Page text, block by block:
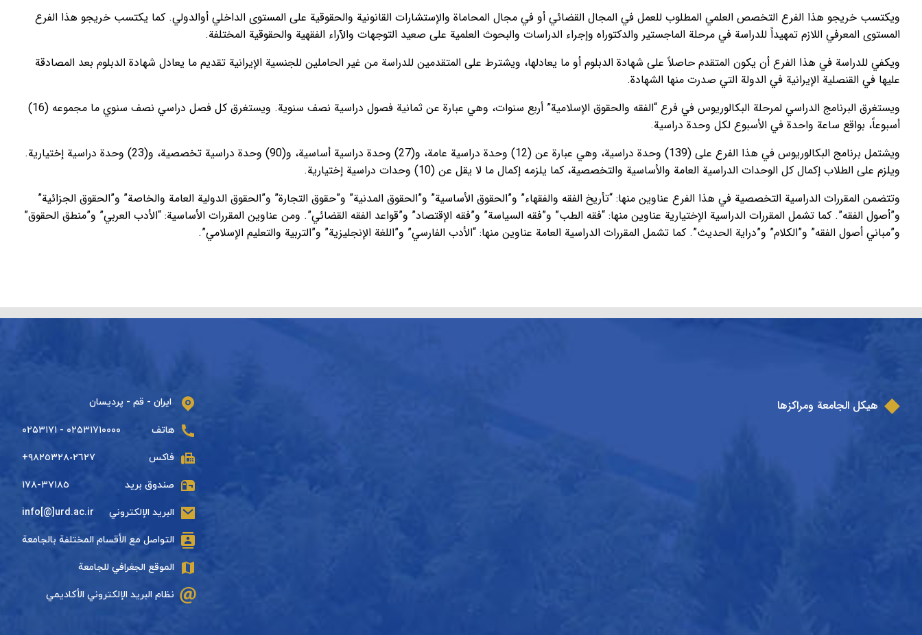
ويكتسب خريجو هذا الفرع التخصص العلمي المطلوب للعمل في المجال القضائي أو في مجال المحاماة والإستشارات القانونية والحقوقية على المستوى الداخلي أوالدولي. كما يكتسب خريجو هذا الفرع
المستوى المعرفي اللازم تمهيداً للدراسة في مرحلة الماجستير والدكتوراه وإجراء الدراسات والبحوث العلمية على صعيد التوجهات والآراء الفقهية والحقوقية المختلفة.
ويكفي للدراسة في هذا الفرع أن يكون المتقدم حاصلاً على شهادة الدبلوم أو ما يعادلها، ويشترط على المتقدمين للدراسة من غير الحاملين للجنسية الإيرانية تقديم ما يعادل شهادة الدبلوم بعد المصادقة
عليها في القنصلية الإيرانية في الدولة التي صدرت منها الشهادة.
ويستغرق البرنامج الدراسي لمرحلة البكالوريوس في فرع “الفقه والحقوق الإسلامية” أربع سنوات، وهي عبارة عن ثمانية فصول دراسية نصف سنوية. ويستغرق كل فصل دراسي نصف سنوي ما مجموعه (16)
أسبوعاً، بواقع ساعة واحدة في الأسبوع لكل وحدة دراسية.
ويشتمل برنامج البكالوريوس في هذا الفرع على (139) وحدة دراسية، وهي عبارة عن (12) وحدة دراسية عامة، و(27) وحدة دراسية أساسية، و(90) وحدة دراسية تخصصية، و(23) وحدة دراسية إختيارية.
ويلزم على الطلاب إكمال كل الوحدات الدراسية العامة والأساسية والتخصصية، كما يلزمه إكمال ما لا يقل عن (10) وحدات دراسية إختيارية.
وتتضمن المقررات الدراسية التخصصية في هذا الفرع عناوين منها: “تأريخ الفقه والفقهاء” و”الحقوق الأساسية” و”الحقوق المدنية” و”حقوق التجارة” و”الحقوق الدولية العامة والخاصة” و”الحقوق الجزائية”
و”أصول الفقه”. كما تشمل المقررات الدراسية الإختيارية عناوين منها: “فقه الطب” و”فقه السياسة” و”فقه الإقتصاد” و”قواعد الفقه القضائي”. ومن عناوين المقررات الأساسية: “الأدب العربي” و”منطق الحقوق”
و”مباني أصول الفقه” و”الكلام” و”دراية الحديث”. كما تشمل المقررات الدراسية العامة عناوين منها: “الأدب الفارسي” و”اللغة الإنجليزية” و”التربية والتعليم الإسلامي”.
هيكل الجامعة ومراكزها ایران - قم - پردیسان
هاتف ۰۲۵۳۱۷۱۰۰۰۰ - ۰۲۵۳۱۷۱
فاكس +٩٨٢٥٣٢٨٠٢٦٢٧
صندوق بريد ٣٧١٨٥-١٧٨
البريد الإلكتروني info[@]urd.ac.ir
التواصل مع الأقسام المختلفة بالجامعة
الموقع الجغرافي للجامعة
نظام البريد الإلكتروني الأكاديمي